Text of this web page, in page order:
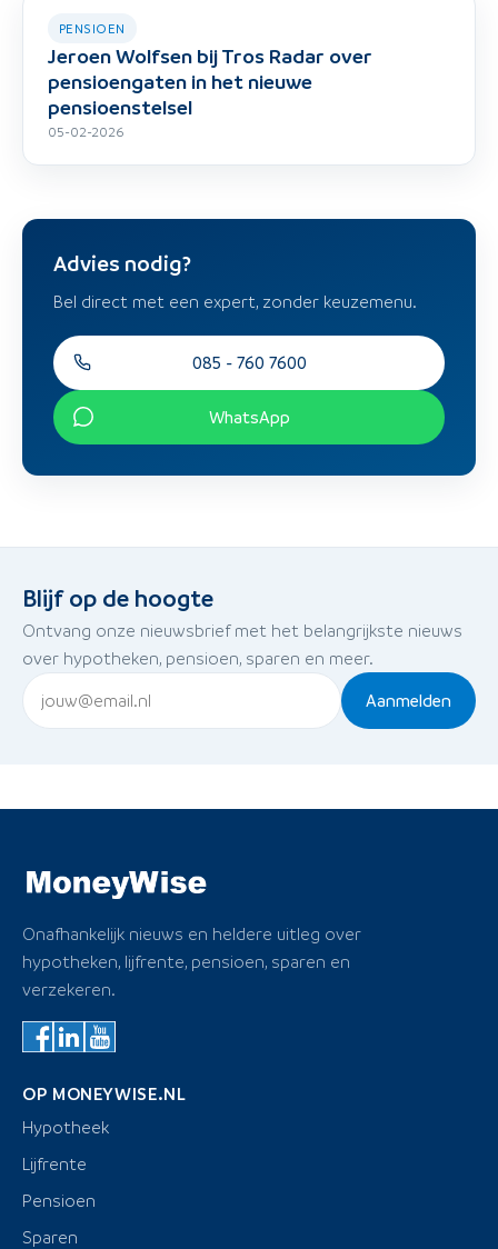
PENSIOEN
Jeroen Wolfsen bij Tros Radar over
pensioengaten in het nieuwe
pensioenstelsel
05-02-2026
Advies nodig?
Bel direct met een expert, zonder keuzemenu.
085 - 760 7600
WhatsApp
Blijf op de hoogte
Ontvang onze nieuwsbrief met het belangrijkste nieuws
over hypotheken, pensioen, sparen en meer.
Aanmelden
Onafhankelijk nieuws en heldere uitleg over
hypotheken, lijfrente, pensioen, sparen en
verzekeren.
OP MONEYWISE.NL
Hypotheek
Lijfrente
Pensioen
Sparen